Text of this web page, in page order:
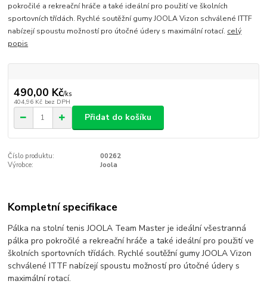
pokročilé a rekreační hráče a také ideální pro použití ve školních
sportovních třídách. Rychlé soutěžní gumy JOOLA Vizon schválené ITTF
nabízejí spoustu možností pro útočné údery s maximální rotací. celý
popis
490,00 Kč/ks
404,96 Kč bez DPH
Přidat do košíku
Číslo produktu:
00262
Výrobce:
Joola
Kompletní specifikace
Pálka na stolní tenis JOOLA Team Master je ideální všestranná
pálka pro pokročilé a rekreační hráče a také ideální pro použití ve
školních sportovních třídách. Rychlé soutěžní gumy JOOLA Vizon
schválené ITTF nabízejí spoustu možností pro útočné údery s
maximální rotací.